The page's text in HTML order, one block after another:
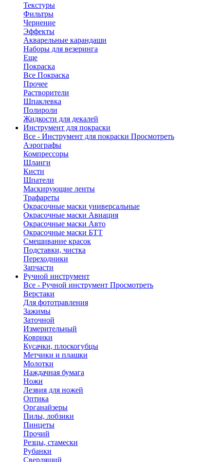
Текстуры
Фильтры
Чернение
Эффекты
Акварельные карандаши
Наборы для везеринга
Еще
Покраска
Все Покраска
Прочее
Растворители
Шпаклевка
Полироли
Жидкости для декалей
Инструмент для покраски
Все - Инструмент для покраски Просмотреть
Аэрографы
Компрессоры
Шланги
Кисти
Шпатели
Маскирующие ленты
Трафареты
Окрасочные маски универсальные
Окрасочные маски Авиация
Окрасочные маски Авто
Окрасочные маски БТТ
Смешивание красок
Подставки, чистка
Переходники
Запчасти
Ручной инструмент
Все - Ручной инструмент Просмотреть
Верстаки
Для фототравления
Зажимы
Заточной
Измерительный
Коврики
Кусачки, плоскогубцы
Метчики и плашки
Молотки
Наждачная бумага
Ножи
Лезвия для ножей
Оптика
Органайзеры
Пилы, лобзики
Пинцеты
Прочий
Резцы, стамески
Рубанки
Сверлящий